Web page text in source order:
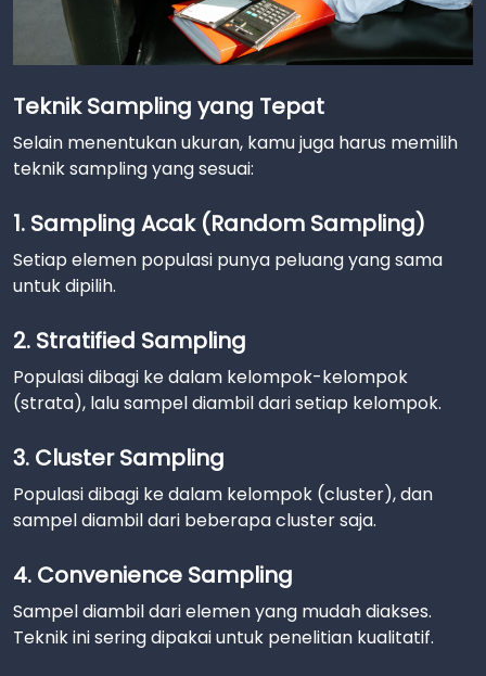
Teknik Sampling yang Tepat
Selain menentukan ukuran, kamu juga harus memilih
teknik sampling yang sesuai:
1. Sampling Acak (Random Sampling)
Setiap elemen populasi punya peluang yang sama
untuk dipilih.
2. Stratified Sampling
Populasi dibagi ke dalam kelompok-kelompok
(strata), lalu sampel diambil dari setiap kelompok.
3. Cluster Sampling
Populasi dibagi ke dalam kelompok (cluster), dan
sampel diambil dari beberapa cluster saja.
4. Convenience Sampling
Sampel diambil dari elemen yang mudah diakses.
Teknik ini sering dipakai untuk penelitian kualitatif.